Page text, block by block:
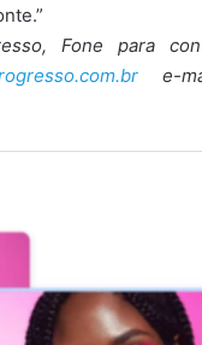
Fone para
e-